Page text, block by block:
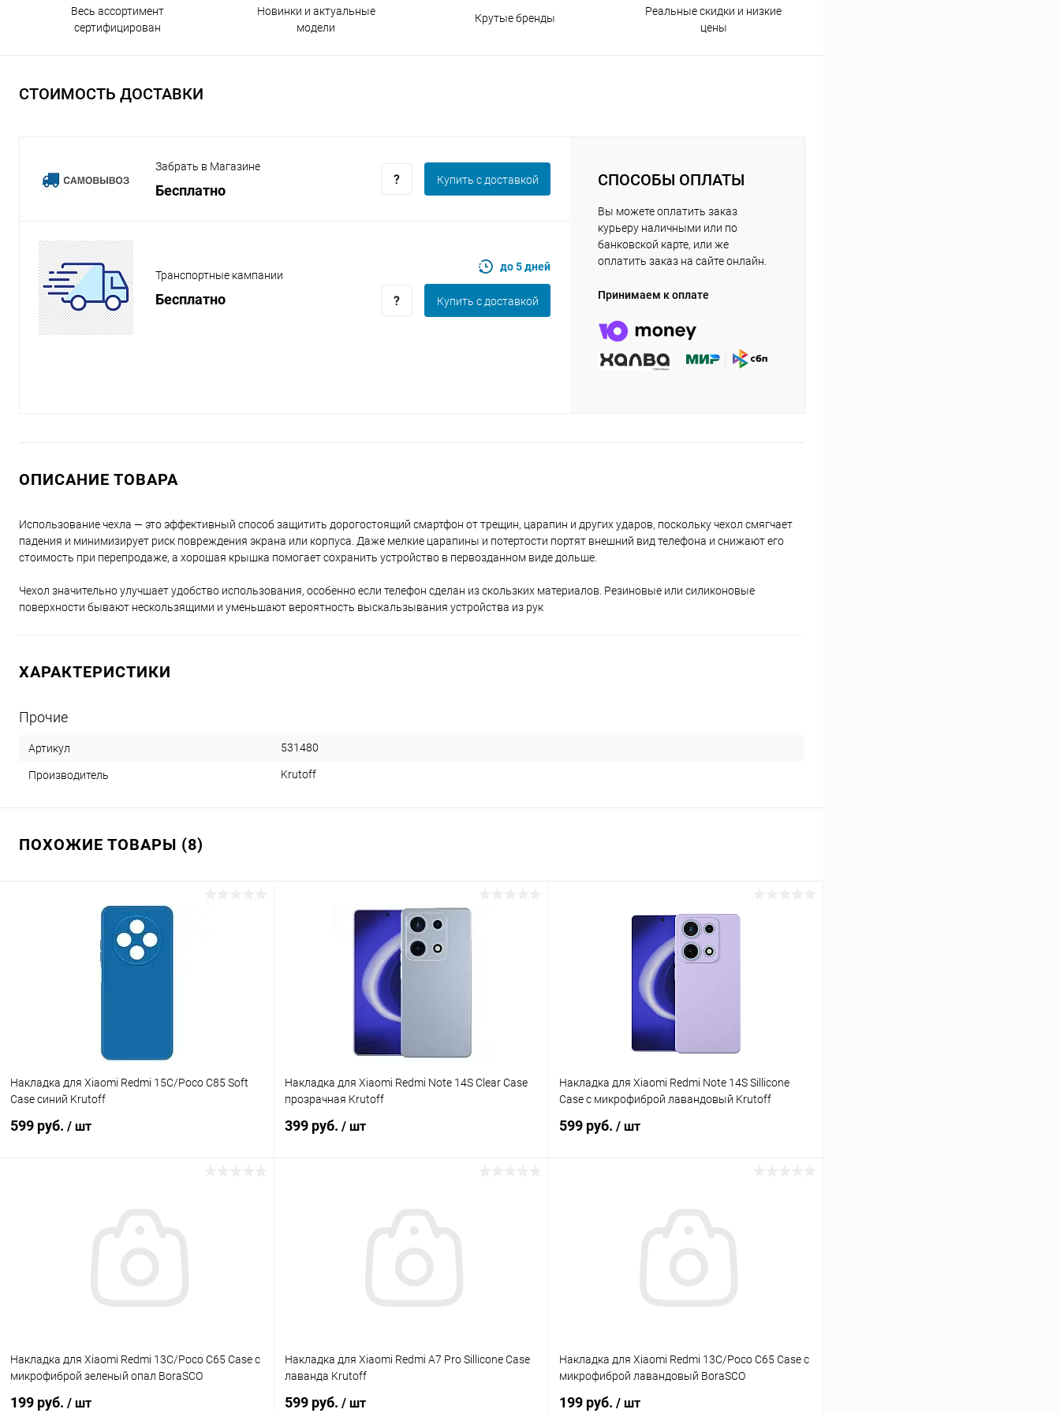
Весь ассортимент
сертифицирован
Новинки и актуальные
модели
Крутые бренды
Реальные скидки и низкие
цены
СТОИМОСТЬ ДОСТАВКИ
Забрать в Магазине
Бесплатно
Купить c доставкой
Транспортные кампании
Бесплатно
до 5 дней
Купить c доставкой
СПОСОБЫ ОПЛАТЫ
Вы можете оплатить заказ
курьеру наличными или по
банковской карте, или же
оплатить заказ на сайте онлайн.
Принимаем к оплате
ОПИСАНИЕ ТОВАРА
Использование чехла — это эффективный способ защитить дорогостоящий смартфон от трещин, царапин и других ударов, поскольку чехол смягчает
падения и минимизирует риск повреждения экрана или корпуса. Даже мелкие царапины и потертости портят внешний вид телефона и снижают его
стоимость при перепродаже, а хорошая крышка помогает сохранить устройство в первозданном виде дольше.
Чехол значительно улучшает удобство использования, особенно если телефон сделан из скользких материалов. Резиновые или силиконовые
поверхности бывают нескользящими и уменьшают вероятность выскальзывания устройства из рук
ХАРАКТЕРИСТИКИ
Прочие
Артикул 531480
Производитель Krutoff
ПОХОЖИЕ ТОВАРЫ (8)
Накладка для Xiaomi Redmi 15C/Poco C85 Soft
Case синий Krutoff
599 руб. / шт
Накладка для Xiaomi Redmi Note 14S Clear Case
прозрачная Krutoff
399 руб. / шт
Накладка для Xiaomi Redmi Note 14S Sillicone
Case с микрофиброй лавандовый Krutoff
599 руб. / шт
Накладка для Xiaomi Redmi 13C/Poco C65 Case с
микрофиброй зеленый опал BoraSCO
199 руб. / шт
Накладка для Xiaomi Redmi A7 Pro Sillicone Case
лаванда Krutoff
599 руб. / шт
Накладка для Xiaomi Redmi 13C/Poco C65 Case с
микрофиброй лавандовый BoraSCO
199 руб. / шт
Получайте товарвыбранный способом
Подробнееоб оплате Плайтом
25
недели
раз в 2 недели
Остались вопросы?
8 800 302-02-51